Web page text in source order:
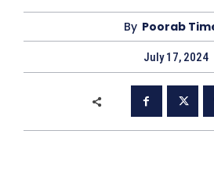
By Poorab
July 17, 2024